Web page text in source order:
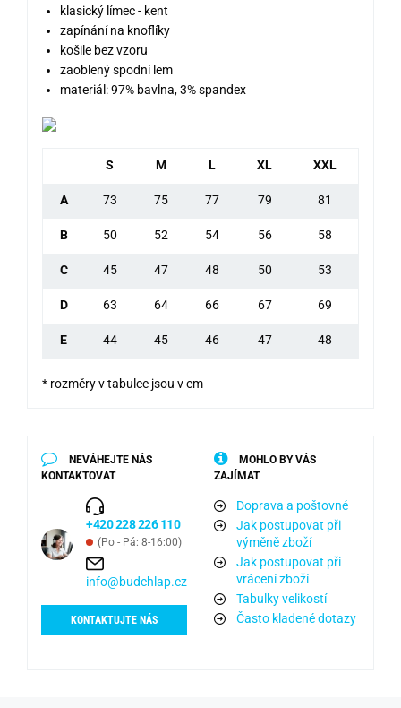
klasický límec - kent
zapínání na knoflíky
košile bez vzoru
zaoblený spodní lem
materiál: 97% bavlna, 3% spandex
S M L XL XXL
A 73 75 77 79 81
B 50 52 54 56 58
C 45 47 48 50 53
D 63 64 66 67 69
E 44 45 46 47 48
* rozměry v tabulce jsou v cm
NEVÁHEJTE NÁS
KONTAKTOVAT
+420 228 226 110
(Po - Pá: 8-16:00)
info@budchlap.cz
KONTAKTUJTE NÁS
MOHLO BY VÁS
ZAJÍMAT
Doprava a poštovné
Jak postupovat při
výměně zboží
Jak postupovat při
vrácení zboží
Tabulky velikostí
Často kladené dotazy